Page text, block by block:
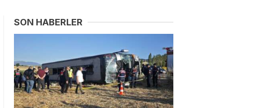
SON HABERLER